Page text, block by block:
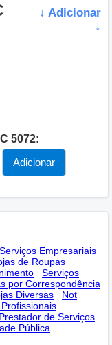
↓ Adicionar
↓
5072:
Serviços Empresariais
de Roupas
Serviços
por Correspondência
Diversas
Not
Prestador de Serviços
Pública